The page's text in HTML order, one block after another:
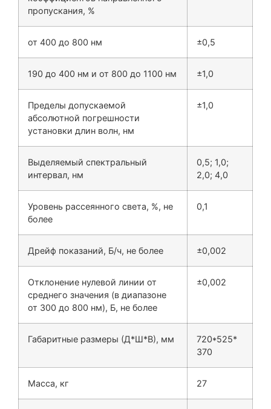
пропускания, %
от 400 до 800 нм ±0,5
190 до 400 нм и от 800 до 1100 нм ±1,0
Пределы допускаемой
абсолютной погрешности
установки длин волн, нм
±1,0
Выделяемый спектральный
интервал, нм
0,5; 1,0;
2,0; 4,0
Уровень рассеянного света, %, не
более
0,1
Дрейф показаний, Б/ч, не более ±0,002
Отклонение нулевой линии от
среднего значения (в диапазоне
от 300 до 800 нм), Б, не более
±0,002
Габаритные размеры (Д*Ш*В), мм
720*525*
370
Масса, кг 27